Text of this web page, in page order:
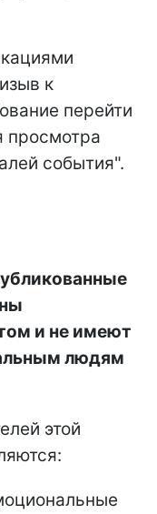
к
перейти
просмотра
события".
и не имеют
людям
этой